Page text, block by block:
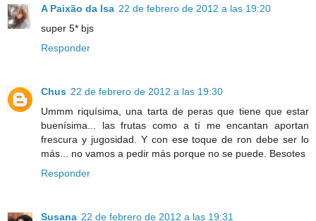
A Paixão da Isa 22 de febrero de 2012 a las 19:20
super 5* bjs
Responder
Chus 22 de febrero de 2012 a las 19:30
Ummm riquísima, una tarta de peras que tiene que estar
buenísima... las frutas como a tí me encantan aportan
frescura y jugosidad. Y con ese toque de ron debe ser lo
más... no vamos a pedir más porque no se puede. Besotes
Responder
Susana 22 de febrero de 2012 a las 19:31